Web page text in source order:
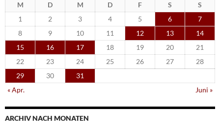
M D M D F S
S
1
2 3 4 5 6
7
8
9 10 11 12 13
14
15
16 17 18 19 20
21
22
23 24 25 26 27
28
29
30
31
« Apr.
Juni »
ARCHIV NACH MONATEN